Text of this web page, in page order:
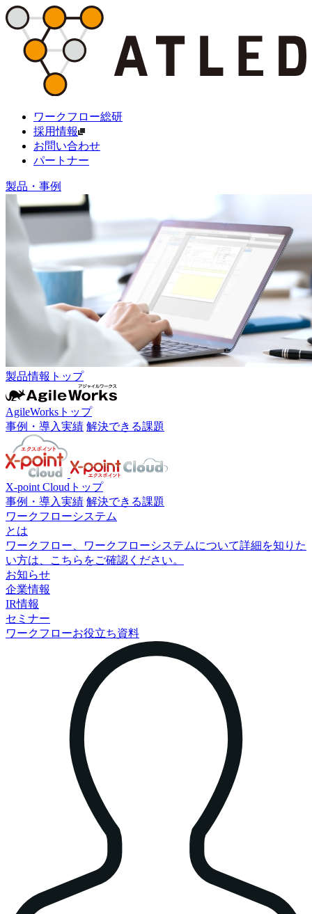
ワークフロー総研
採用情報
お問い合わせ
パートナー
製品・事例
製品情報トップ
AgileWorksトップ
事例・導入実績 解決できる課題
X-point Cloudトップ
事例・導入実績 解決できる課題
ワークフローシステム
とは
ワークフロー、ワークフローシステムについて詳細を知りた
い方は、こちらをご確認ください。
お知らせ
企業情報
IR情報
セミナー
ワークフローお役立ち資料